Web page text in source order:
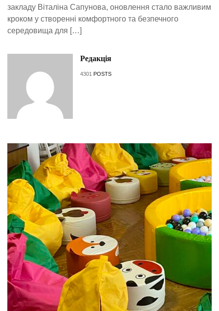
закладу Віталіна Сапунова, оновлення стало важливим
кроком у створенні комфортного та безпечного
середовища для […]
Редакція
4301 POSTS